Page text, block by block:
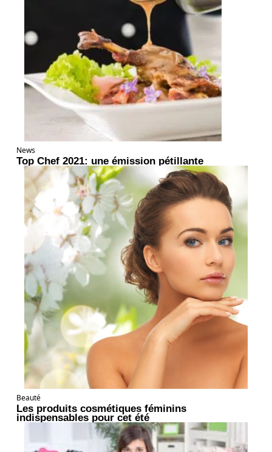
News
Top Chef 2021: une émission pétillante
Beauté
Les produits cosmétiques féminins
indispensables pour cet été